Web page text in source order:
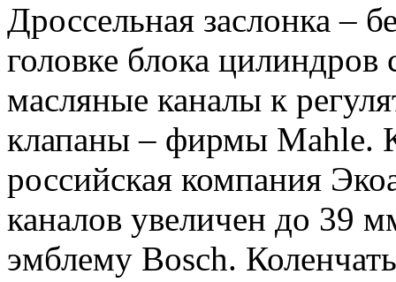
Дроссельная заслонка –
головке блока
масляные каналы к
клапаны – фирмы Mahle.
российская компания
каналов увеличен до 39
эмблему Bosch.